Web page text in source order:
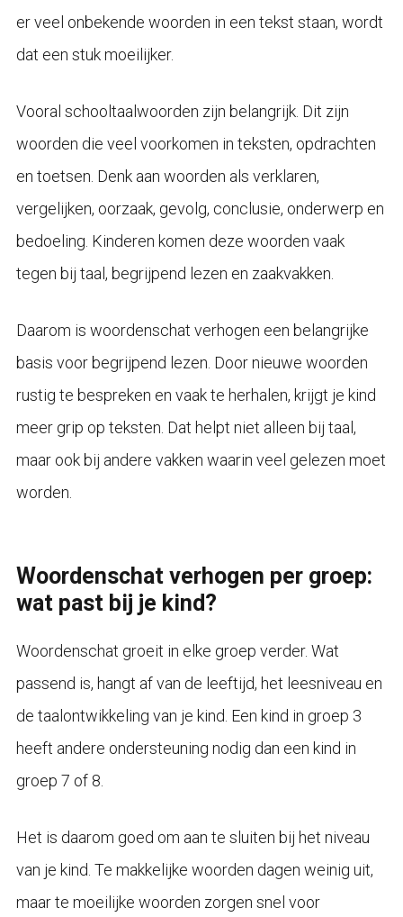
er veel onbekende woorden in een tekst staan, wordt
dat een stuk moeilijker.
Vooral schooltaalwoorden zijn belangrijk. Dit zijn
woorden die veel voorkomen in teksten, opdrachten
en toetsen. Denk aan woorden als verklaren,
vergelijken, oorzaak, gevolg, conclusie, onderwerp en
bedoeling. Kinderen komen deze woorden vaak
tegen bij taal, begrijpend lezen en zaakvakken.
Daarom is woordenschat verhogen een belangrijke
basis voor begrijpend lezen. Door nieuwe woorden
rustig te bespreken en vaak te herhalen, krijgt je kind
meer grip op teksten. Dat helpt niet alleen bij taal,
maar ook bij andere vakken waarin veel gelezen moet
worden.
Woordenschat verhogen per groep:
wat past bij je kind?
Woordenschat groeit in elke groep verder. Wat
passend is, hangt af van de leeftijd, het leesniveau en
de taalontwikkeling van je kind. Een kind in groep 3
heeft andere ondersteuning nodig dan een kind in
groep 7 of 8.
Het is daarom goed om aan te sluiten bij het niveau
van je kind. Te makkelijke woorden dagen weinig uit,
maar te moeilijke woorden zorgen snel voor